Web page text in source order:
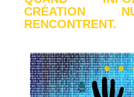
CRÉATION
RENCONTRENT.